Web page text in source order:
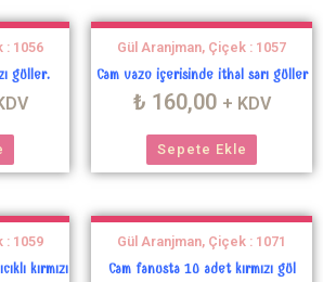
: 1056
güller.
Gül Aranjman, Çiçek : 1057
Cam vazo içerisinde ithal sarı güller
₺ 160,00 + KDV
Sepete Ekle
: 1059
kırmızı
Gül Aranjman, Çiçek : 1071
Cam fanusta 10 adet kırmızı gül